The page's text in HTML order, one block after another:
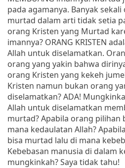
pada agamanya. Banyak
murtad dalam arti tidak setia
orang Kristen yang Murtad
imannya? ORANG KRISTEN
Allah untuk diselamatkan.
orang yang yakin bahwa
orang Kristen yang kekeh
Kristen namun bukan orang
diselamatkan? ADA!
Allah untuk diselamatkan
murtad? Apabila orang pilihan
mana kedaulatan Allah?
bisa murtad lalu di mana
Kebebasan manusia di dalam
mungkinkah? Saya tidak tahu!